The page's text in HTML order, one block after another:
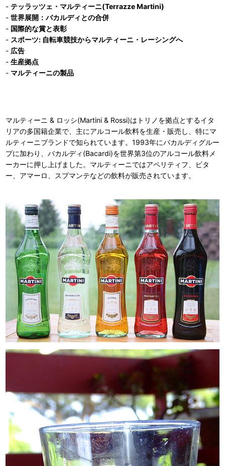
- テッラッツェ・マルティーニ(Terrazze Martini)
- 世界展開：バカルディとの合併
- 国際的な賞と表彰
- スポーツ: 自転車競技からマルティーニ・レーシングへ
- 広告
- 生産拠点
- マルティーニの製品
マルティーニ & ロッシ(Martini & Rossi)はトリノを拠点とするイタ
リアの多国籍企業で、主にアルコール飲料を生産・販売し、特にマ
ルティーニブランドで知られています。1993年にバカルディグルー
プに加わり、バカルディ(Bacardi)を世界第3位のアルコール飲料メ
ーカーに押し上げました。マルティーニではアペリティフ、ビタ
ー、アマーロ、スプマンテなどの飲料が販売されています。